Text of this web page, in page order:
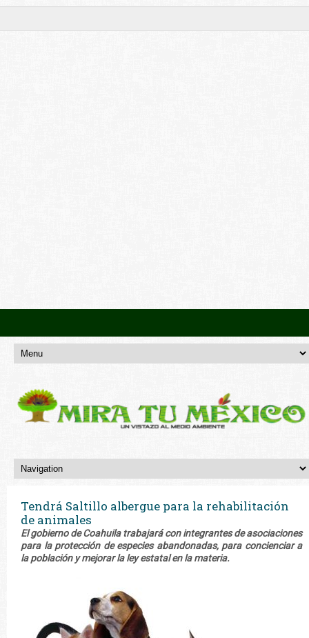
Tendrá Saltillo albergue para la rehabilitación
de animales
El gobierno de Coahuila trabajará con integrantes de asociaciones
para la protección de especies abandonadas, para concienciar a
la población y mejorar la ley estatal en la materia.